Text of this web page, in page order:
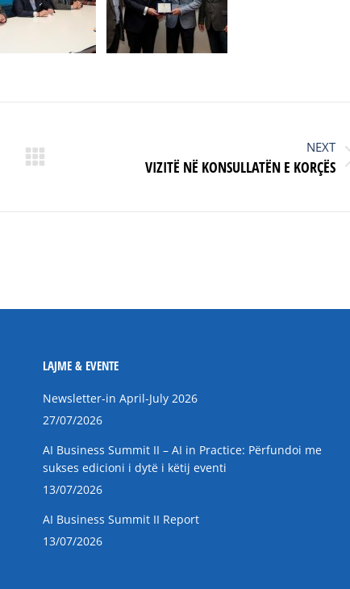
NEXT
VIZITË NË KONSULLATËN E KORÇËS
LAJME & EVENTE
Newsletter-in April-July 2026
27/07/2026
AI Business Summit II – AI in Practice: Përfundoi me
sukses edicioni i dytë i këtij eventi
13/07/2026
AI Business Summit II Report
13/07/2026